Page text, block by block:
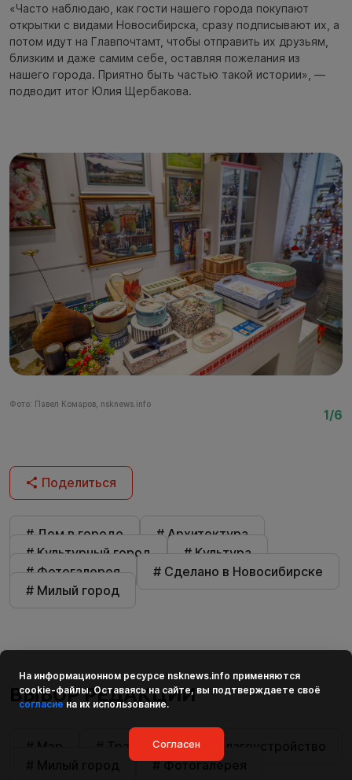
«Часто наблюдаю, как гости нашего города покупают
открытки с видами Новосибирска, сразу подписывают их, а
потом идут на Главпочтамт, чтобы отправить их друзьям,
близким и даже самим себе, оставляя пожелания из
нашего города. Приятно быть частью такой истории», —
подводит итог Юлия Щербакова.
Фото: Павел Комаров, nsknews.info
1/6
Поделиться
# Дом в городе
# Архитектура
# Культурный город
# Культура
# Фотогалерея
# Сделано в Новосибирске
# Милый город
ВЫБОР РЕДАКЦИИ
# Транспорт
# Фотогалерея
На информационном ресурсе nsknews.info применяются
cookie-файлы. Оставаясь на сайте, вы подтверждаете своё
согласие на их использование.
Согласен